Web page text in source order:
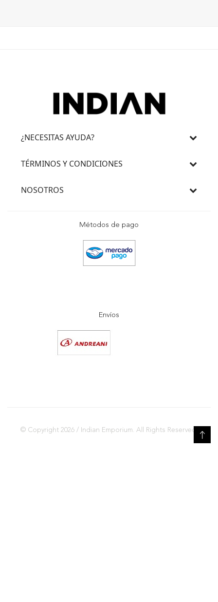
¿NECESITAS AYUDA?
TÉRMINOS Y CONDICIONES
NOSOTROS
Métodos de pago
Envíos
© Copyright 2026 / Indian Emporium. All Rights Reserved.